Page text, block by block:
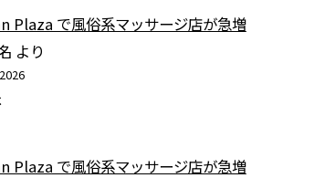
Plaza で風俗系マッサージ店が急増
より
Plaza で風俗系マッサージ店が急増